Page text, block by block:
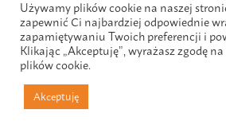
Używamy plików cookie na naszej
zapewnić Ci najbardziej odpowiednie
zapamiętywaniu Twoich preferencji i
Klikając „Akceptuję”, wyrażasz zgodę
plików cookie.
Akceptuję